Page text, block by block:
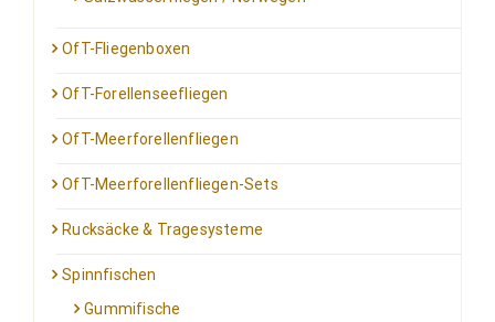
OfT-Fliegenboxen
OfT-Forellenseefliegen
OfT-Meerforellenfliegen
OfT-Meerforellenfliegen-Sets
Rucksäcke & Tragesysteme
Spinnfischen
Gummifische